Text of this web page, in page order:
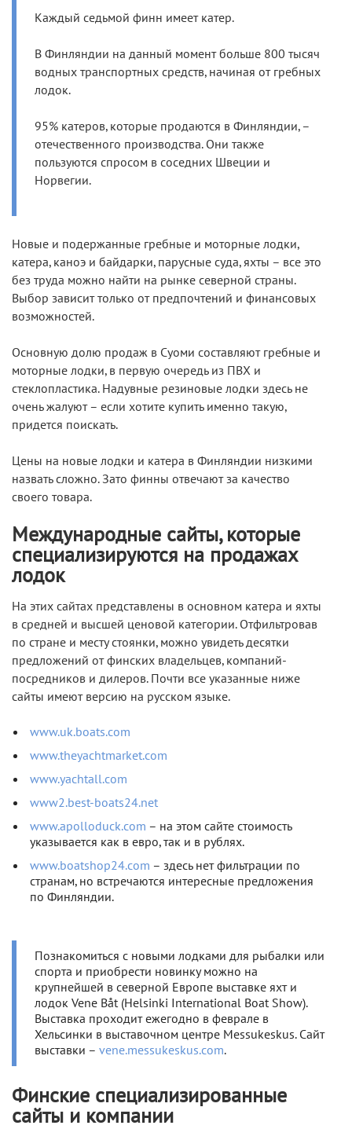
Каждый седьмой финн имеет катер.
В Финляндии на данный момент больше 800 тысяч
водных транспортных средств, начиная от гребных
лодок.
95% катеров, которые продаются в Финляндии, –
отечественного производства. Они также
пользуются спросом в соседних Швеции и
Норвегии.
Новые и подержанные гребные и моторные лодки,
катера, каноэ и байдарки, парусные суда, яхты – все это
без труда можно найти на рынке северной страны.
Выбор зависит только от предпочтений и финансовых
возможностей.
Основную долю продаж в Суоми составляют гребные и
моторные лодки, в первую очередь из ПВХ и
стеклопластика. Надувные резиновые лодки здесь не
очень жалуют – если хотите купить именно такую,
придется поискать.
Цены на новые лодки и катера в Финляндии низкими
назвать сложно. Зато финны отвечают за качество
своего товара.
Международные сайты, которые
специализируются на продажах
лодок
На этих сайтах представлены в основном катера и яхты
в средней и высшей ценовой категории. Отфильтровав
по стране и месту стоянки, можно увидеть десятки
предложений от финских владельцев, компаний-
посредников и дилеров. Почти все указанные ниже
сайты имеют версию на русском языке.
www.uk.boats.com
www.theyachtmarket.com
www.yachtall.com
www2.best-boats24.net
www.apolloduck.com – на этом сайте стоимость
указывается как в евро, так и в рублях.
www.boatshop24.com – здесь нет фильтрации по
странам, но встречаются интересные предложения
по Финляндии.
Познакомиться с новыми лодками для рыбалки или
спорта и приобрести новинку можно на
крупнейшей в северной Европе выставке яхт и
лодок Vene Båt (Helsinki International Boat Show).
Выставка проходит ежегодно в феврале в
Хельсинки в выставочном центре Messukeskus. Сайт
выставки – vene.messukeskus.com.
Финские специализированные
сайты и компании